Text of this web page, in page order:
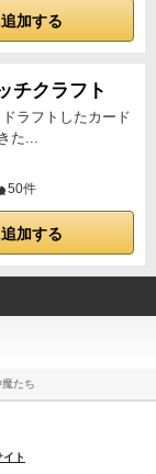
加する
チクラフト
ラフトしたカード
た...
50件
加する
たち
イト